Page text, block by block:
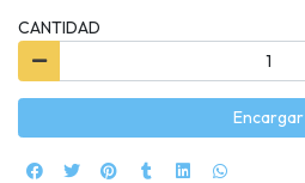
CANTIDAD
Encargar